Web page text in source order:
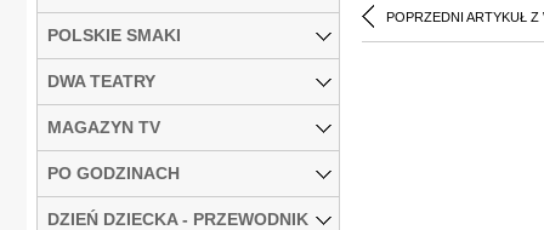
POPRZEDNI ARTYKUŁ Z
POLSKIE SMAKI
DWA TEATRY
MAGAZYN TV
PO GODZINACH
DZIEŃ DZIECKA - PRZEWODNIK